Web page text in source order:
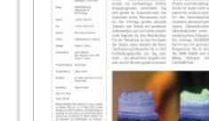
Kulzer GmbH
Veranstaltung